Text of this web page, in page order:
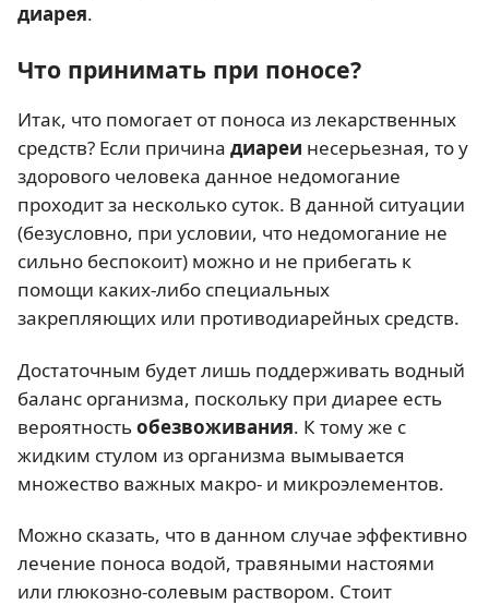
диарея.
Что принимать при поносе?
Итак, что помогает от поноса из лекарственных
средств? Если причина диареи несерьезная, то у
здорового человека данное недомогание
проходит за несколько суток. В данной ситуации
(безусловно, при условии, что недомогание не
сильно беспокоит) можно и не прибегать к
помощи каких-либо специальных
закрепляющих или противодиарейных средств.
Достаточным будет лишь поддерживать водный
баланс организма, поскольку при диарее есть
вероятностьобезвоживания. К тому же с
жидким стулом из организма вымывается
множество важных макро- и микроэлементов.
Можно сказать, что в данном случае эффективно
лечение поноса водой, травяными настоями
или глюкозно-солевым раствором. Стоит